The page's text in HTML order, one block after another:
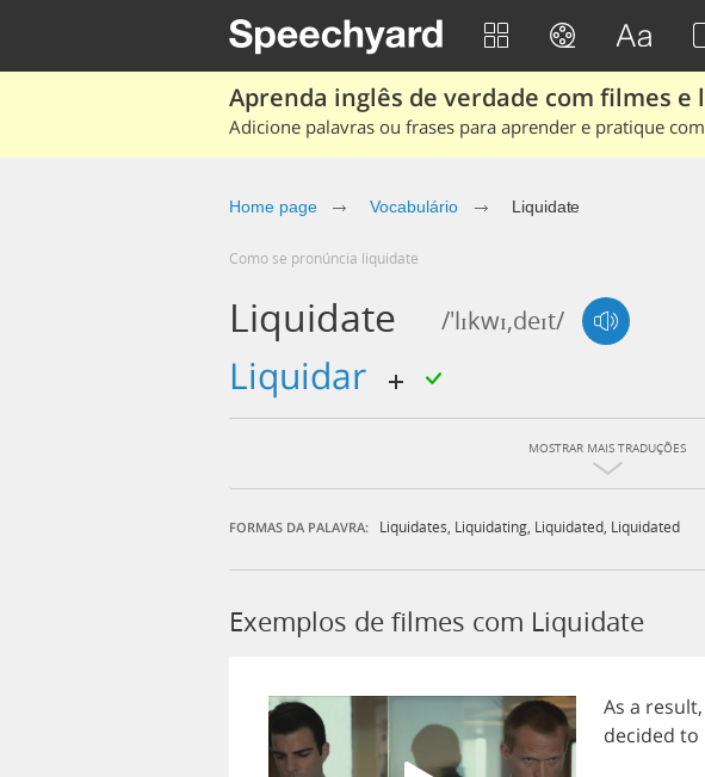
Aprenda inglês de verdade com filmes e
Adicione palavras ou frases para aprender e pratique
Home page Vocabulário Liquidate
Como se pronúncia liquidate
Liquidate /'lɪkwɪ,deɪt/
liquidar
MOSTRAR MAIS TRADUÇÕES
FORMAS DA PALAVRA: Liquidates Liquidating Liquidated Liquidated
Exemplos de filmes com Liquidate
As a result,
decided to